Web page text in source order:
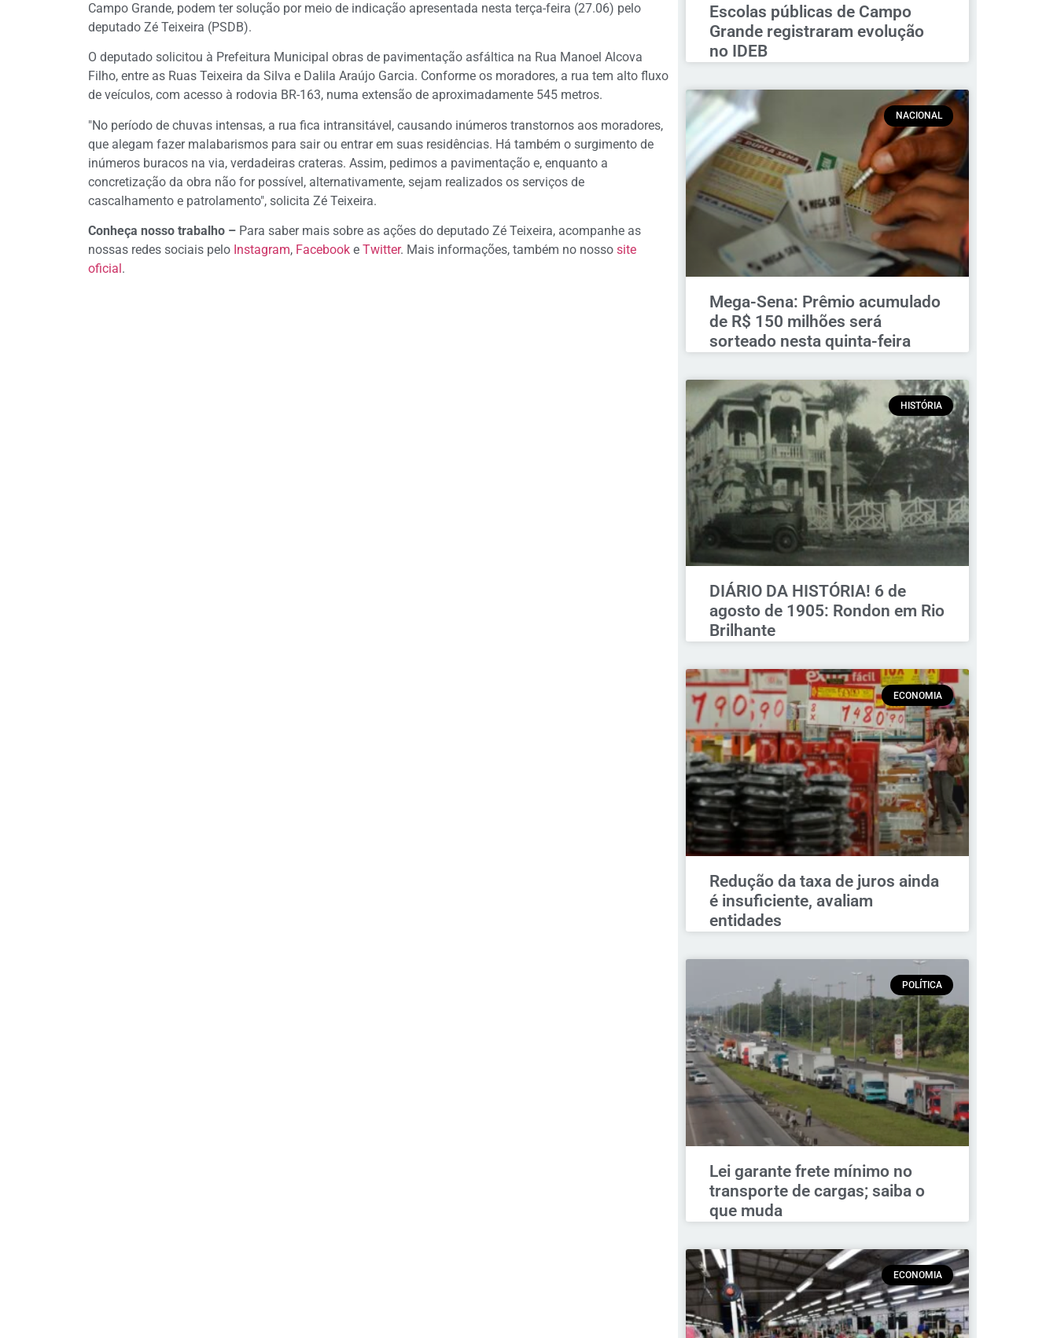
Campo Grande, podem ter solução por meio de indicação apresentada nesta terça-feira (27.06) pelo
deputado Zé Teixeira (PSDB).
O deputado solicitou à Prefeitura Municipal obras de pavimentação asfáltica na Rua Manoel Alcova
Filho, entre as Ruas Teixeira da Silva e Dalila Araújo Garcia. Conforme os moradores, a rua tem alto fluxo
de veículos, com acesso à rodovia BR-163, numa extensão de aproximadamente 545 metros.
"No período de chuvas intensas, a rua fica intransitável, causando inúmeros transtornos aos moradores,
que alegam fazer malabarismos para sair ou entrar em suas residências. Há também o surgimento de
inúmeros buracos na via, verdadeiras crateras. Assim, pedimos a pavimentação e, enquanto a
concretização da obra não for possível, alternativamente, sejam realizados os serviços de
cascalhamento e patrolamento", solicita Zé Teixeira.
Conheça nosso trabalho – Para saber mais sobre as ações do deputado Zé Teixeira, acompanhe as
nossas redes sociais pelo Instagram, Facebook e Twitter. Mais informações, também no nosso site
oficial .
Escolas públicas de Campo
Grande registraram evolução
no IDEB
NACIONAL
Mega-Sena: Prêmio acumulado
de R$ 150 milhões será
sorteado nesta quinta-feira
HISTÓRIA
DIÁRIO DA HISTÓRIA! 6 de
agosto de 1905: Rondon em Rio
Brilhante
ECONOMIA
Redução da taxa de juros ainda
é insuficiente, avaliam
entidades
POLÍTICA
Lei garante frete mínimo no
transporte de cargas; saiba o
que muda
ECONOMIA